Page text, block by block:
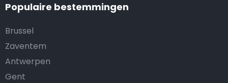
Populaire bestemmingen
Brussel
Zaventem
Antwerpen
Gent